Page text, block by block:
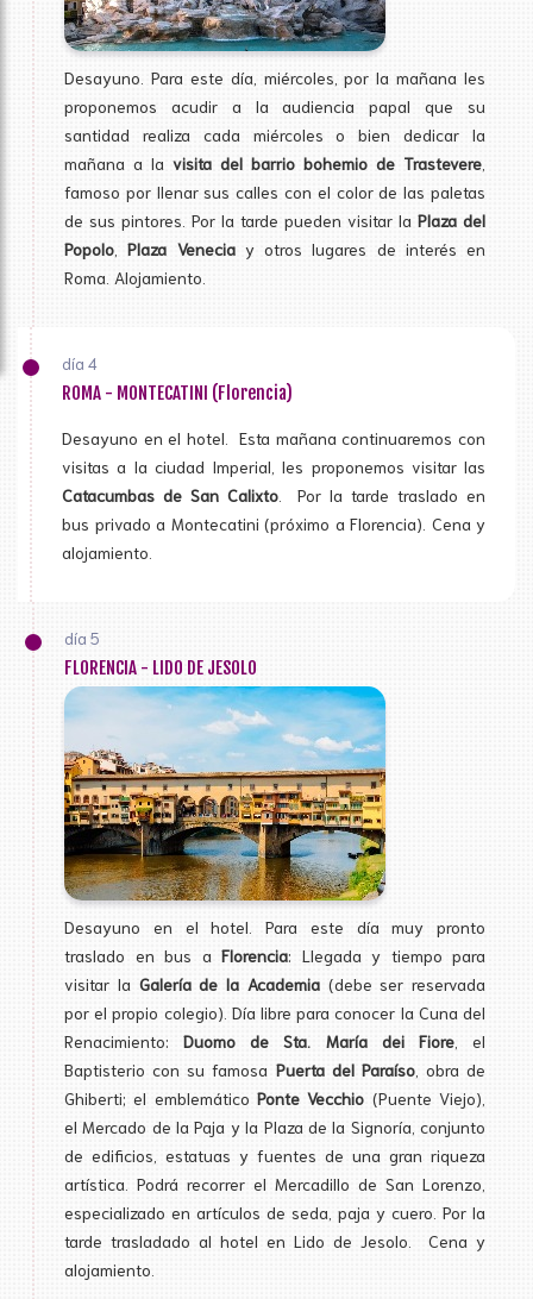
Desayuno. Para este día, miércoles, por la mañana les
proponemos acudir a la audiencia papal que su
santidad realiza cada miércoles o bien dedicar la
mañana a la visita del barrio bohemio de Trastevere
famoso por llenar sus calles con el color de las paletas
de sus pintores. Por la tarde pueden visitar la Plaza del
Popolo ,Plaza Veneciay otros lugares de interés en
Roma. Alojamiento.
día 4
ROMA - MONTECATINI (Florencia)
Desayuno en el hotel. Esta mañana continuaremos con
visitas a la ciudad Imperial, les proponemos visitar las
Catacumbas de San Calixto. Por la tarde traslado en
bus privado a Montecatini (próximo a Florencia). Cena y
alojamiento.
día 5
FLORENCIA - LIDO DE JESOLO
Desayuno en el hotel. Para este día muy pronto
traslado en bus a Florencia: Llegada y tiempo para
visitar la Galería de la Academia(debe ser reservada
por el propio colegio). Día libre para conocer la Cuna del
Renacimiento:Duomo de Sta. María dei Fiore, el
Baptisterio con su famosa Puerta del Paraíso, obra de
Ghiberti; el emblemático Ponte Vecchio (Puente Viejo),
el Mercado de la Paja y la Plaza de la Signoría, conjunto
de edificios, estatuas y fuentes de una gran riqueza
artística. Podrá recorrer el Mercadillo de San Lorenzo,
especializado en artículos de seda, paja y cuero. Por la
tarde trasladado al hotel en Lido de Jesolo. Cena y
alojamiento.